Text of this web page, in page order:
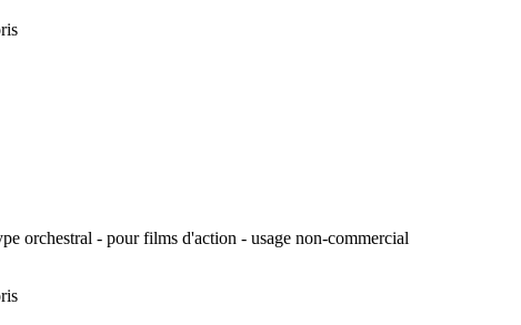
orchestral - pour films d'action - usage non-commercial